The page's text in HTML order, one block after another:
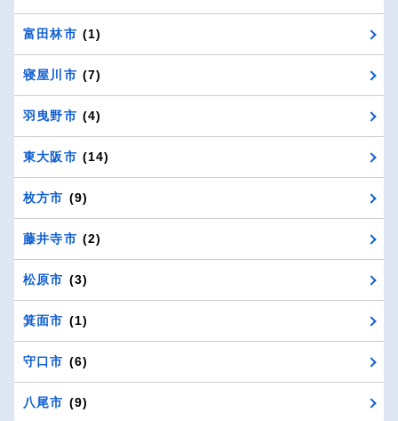
富田林市 (1)
寝屋川市 (7)
羽曳野市 (4)
東大阪市 (14)
枚方市 (9)
藤井寺市 (2)
松原市 (3)
箕面市 (1)
守口市 (6)
八尾市 (9)